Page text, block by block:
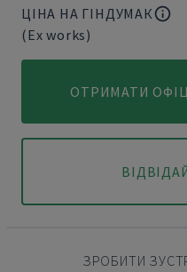
ЦІНА НА ГІНДУМАК
(Ex works)
ОТРИМАТИ
ЗРОБИТИ